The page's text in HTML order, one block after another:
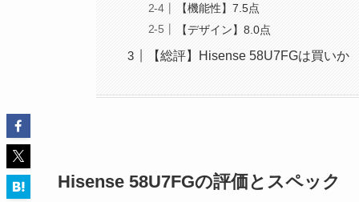
【機能性】7.5点
【デザイン】8.0点
【総評】Hisense 58U7FGは買いか
Hisense 58U7FGの評価とスペック